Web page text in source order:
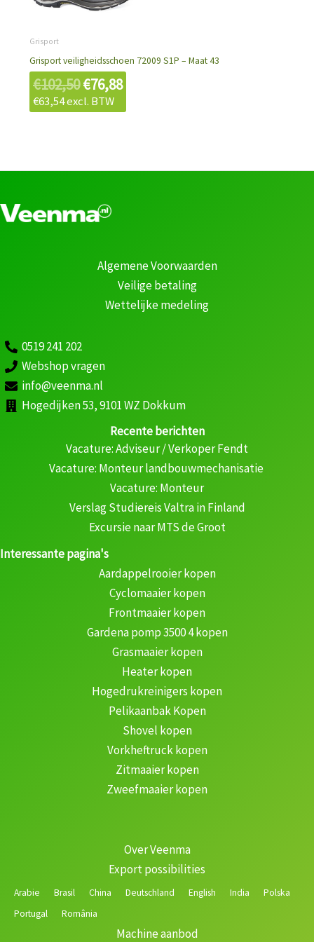
Grisport
Grisport veiligheidsschoen 72009 S1P – Maat 43
€102,50
€102,50.
€76,88
€76,88.
€63,54excl. BTW
Algemene Voorwaarden
Veilige betaling
Wettelijke medeling
0519 241 202
Webshop vragen
info@veenma.nl
Hogedijken 53, 9101 WZ Dokkum
Recente berichten
Vacature: Adviseur / Verkoper Fendt
Vacature: Monteur landbouwmechanisatie
Vacature: Monteur
Verslag Studiereis Valtra in Finland
Excursie naar MTS de Groot
Interessante pagina's
Aardappelrooier kopen
Cyclomaaier kopen
Frontmaaier kopen
Gardena pomp 3500 4 kopen
Grasmaaier kopen
Heater kopen
Hogedrukreinigers kopen
Pelikaanbak Kopen
Shovel kopen
Vorkheftruck kopen
Zitmaaier kopen
Zweefmaaier kopen
Over Veenma
Export possibilities
Arabie Brasil China Deutschland English India
Polska
Portugal
România
Machine aanbod